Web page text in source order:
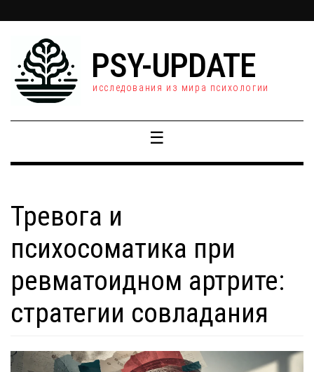
PSY-UPDATE
исследования из мира психологии
☰
Тревога и
психосоматика при
ревматоидном артрите:
стратегии совладания